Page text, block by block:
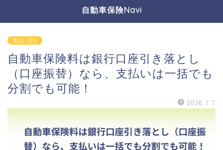
自動車保険Navi
支払い方法
自動車保険料は銀行口座引き落とし
（口座振替）なら、支払いは一括でも
分割でも可能！
2026.7.7